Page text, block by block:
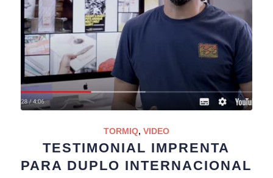
TORMIQ, VIDEO
TESTIMONIAL IMPRENTA
PARA DUPLO INTERNACIONAL